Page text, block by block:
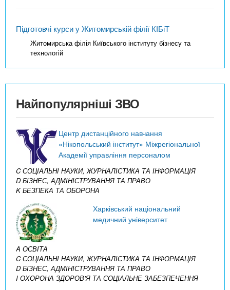
Підготовчі курси у Житомирській філії КІБіТ
Житомирська філія Київського інституту бізнесу та
технологій
Найпопулярніші ЗВО
Центр дистанційного навчання
«Нікопольський інститут» Міжрегіональної
Академії управління персоналом
C СОЦІАЛЬНІ НАУКИ, ЖУРНАЛІСТИКА ТА ІНФОРМАЦІЯ
D БІЗНЕС, АДМІНІСТРУВАННЯ ТА ПРАВО
K БЕЗПЕКА ТА ОБОРОНА
Харківський національний
медичний університет
A ОСВІТА
C СОЦІАЛЬНІ НАУКИ, ЖУРНАЛІСТИКА ТА ІНФОРМАЦІЯ
D БІЗНЕС, АДМІНІСТРУВАННЯ ТА ПРАВО
I ОХОРОНА ЗДОРОВ’Я ТА СОЦІАЛЬНЕ ЗАБЕЗПЕЧЕННЯ